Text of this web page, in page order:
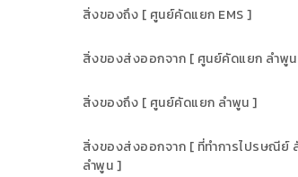
สิ่งของถึง [ ศูนย์คัดแยก EMS ]
สิ่งของส่งออกจาก [ ศูนย์คัดแยก ลำพู
สิ่งของถึง [ ศูนย์คัดแยก ลำพูน ]
สิ่งของส่งออกจาก [ ที่ทำการไปรษณีย์
ลำพูน ]